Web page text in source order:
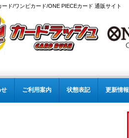
ード/ワンピカード/ONE PIECEカード 通販サイト
せ ご利用案内 状態表記 更新情報